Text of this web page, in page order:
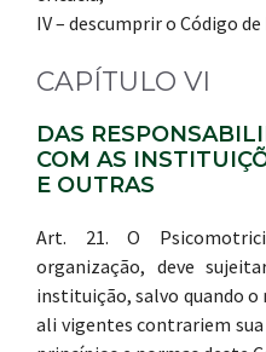
IV – descumprir o Código de
CAPÍTULO VI
DAS
COM AS
E OUTRAS
Art. 21. O
organização, deve
instituição, salvo quando
ali vigentes contrariem